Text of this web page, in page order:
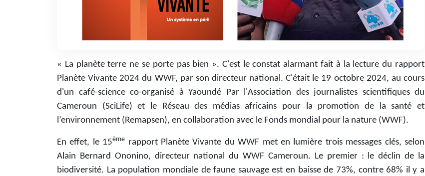
« La planète terre ne se porte pas bien ». C'est le constat alarmant fait à la lecture du rapport
Planète Vivante 2024 du WWF, par son directeur national. C'était le 19 octobre 2024, au cours
d'un café-science co-organisé à Yaoundé Par l'Association des journalistes scientifiques du
Cameroun (SciLife) et le Réseau des médias africains pour la promotion de la santé et
l’environnement (Remapsen), en collaboration avec le Fonds mondial pour la nature (WWF).
En effet, le 15ème rapport Planète Vivante du WWF met en lumière trois messages clés, selon
Alain Bernard Ononino, directeur national du WWF Cameroun. Le premier : le déclin de la
biodiversité. La population mondiale de faune sauvage est en baisse de 73%, contre 68% il y a